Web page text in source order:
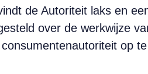
de Autoriteit laks en
over de werkwijze
op